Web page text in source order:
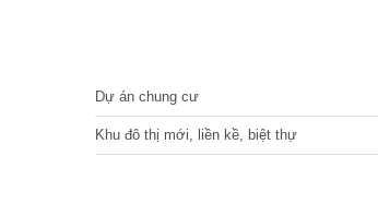
Dự án chung cư
Khu đô thị mới, liền kề, biệt thự